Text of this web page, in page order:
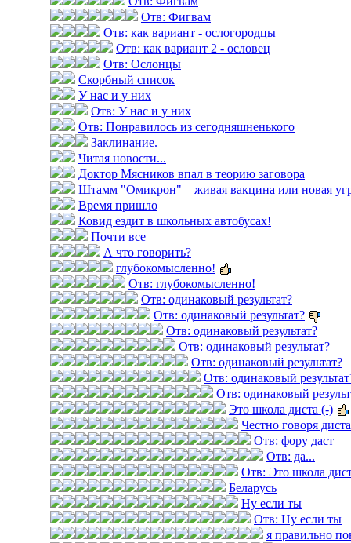
Отв: Фигвам
Отв: как вариант - ослогородцы
Отв: как вариант 2 - ословец
Отв: Ослонцы
Скорбный список
У нас и у них
Отв: У нас и у них
Отв: Понравилось из сегодняшненького
Заклинание.
Читая новости...
Доктор Мясников впал в теорию заговора
Штамм "Омикрон" – живая вакцина или новая
Время пришло
Ковид ездит в школьных автобусах!
Почти все
А что говорить?
глубокомысленно!
Отв: глубокомысленно!
Отв: одинаковый результат?
Отв: одинаковый результат?
Отв: одинаковый результат?
Отв: одинаковый результат?
Отв: одинаковый результат?
Отв: одинаковый
Отв: одинаковый
Это школа диста (-)
Честно говоря
Отв: фору даст
Отв: да...
Отв: Это школа
Беларусь
Ну если ты
Отв: Ну если ты
я правильно